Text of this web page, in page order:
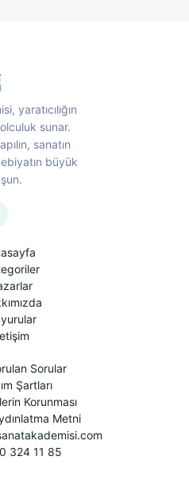
yaratıcılığın
sunar.
sanatın
büyük
Sorular
Şartları
Korunması
Metni
324 11 85